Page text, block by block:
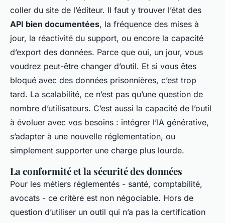
coller du site de l’éditeur. Il faut y trouver l’état des
API bien documentées, la fréquence des mises à
jour, la réactivité du support, ou encore la capacité
d’export des données. Parce que oui, un jour, vous
voudrez peut-être changer d’outil. Et si vous êtes
bloqué avec des données prisonnières, c’est trop
tard. La scalabilité, ce n’est pas qu’une question de
nombre d’utilisateurs. C’est aussi la capacité de l’outil
à évoluer avec vos besoins : intégrer l’IA générative,
s’adapter à une nouvelle réglementation, ou
simplement supporter une charge plus lourde.
La conformité et la sécurité des données
Pour les métiers réglementés - santé, comptabilité,
avocats - ce critère est non négociable. Hors de
question d’utiliser un outil qui n’a pas la certification